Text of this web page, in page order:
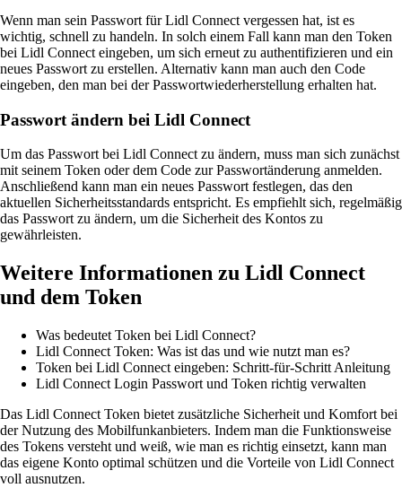
Wenn man sein Passwort für Lidl Connect vergessen hat, ist es
wichtig, schnell zu handeln. In solch einem Fall kann man den Token
bei Lidl Connect eingeben, um sich erneut zu authentifizieren und ein
neues Passwort zu erstellen. Alternativ kann man auch den Code
eingeben, den man bei der Passwortwiederherstellung erhalten hat.
Passwort ändern bei Lidl Connect
Um das Passwort bei Lidl Connect zu ändern, muss man sich zunächst
mit seinem Token oder dem Code zur Passwortänderung anmelden.
Anschließend kann man ein neues Passwort festlegen, das den
aktuellen Sicherheitsstandards entspricht. Es empfiehlt sich, regelmäßig
das Passwort zu ändern, um die Sicherheit des Kontos zu
gewährleisten.
Weitere Informationen zu Lidl Connect
und dem Token
Was bedeutet Token bei Lidl Connect?
Lidl Connect Token: Was ist das und wie nutzt man es?
Token bei Lidl Connect eingeben: Schritt-für-Schritt Anleitung
Lidl Connect Login Passwort und Token richtig verwalten
Das Lidl Connect Token bietet zusätzliche Sicherheit und Komfort bei
der Nutzung des Mobilfunkanbieters. Indem man die Funktionsweise
des Tokens versteht und weiß, wie man es richtig einsetzt, kann man
das eigene Konto optimal schützen und die Vorteile von Lidl Connect
voll ausnutzen.